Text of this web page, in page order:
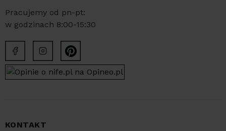
Pracujemy od pn-pt:
w godzinach 8:00-15:30
KONTAKT